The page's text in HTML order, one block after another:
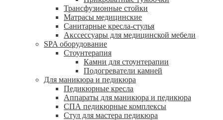
Трансфузионные стойки
Матрасы медицинские
Санитарные кресла-стулья
Акссессуары для медицинской мебели
SPA оборудование
Стоунтерапия
Камни для стоунтерапии
Подогреватели камней
Для маникюра и педикюра
Педикюрные кресла
Аппараты для маникюра и педикюра
СПА педикюрные комплексы
Стул для мастера педикюра